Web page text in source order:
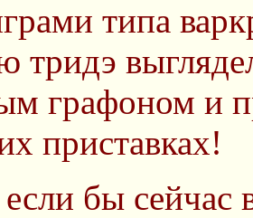
типа
тридэ
графоном и
приставках!
если бы сейчас